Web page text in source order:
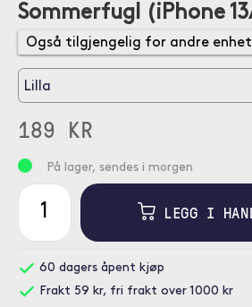
Sommerfugl (iPhone
Lilla
189 KR
På lager, sendes i morgen
LEGG I
60 dagers åpent kjøp
Frakt 59 kr, fri frakt over 1000 kr